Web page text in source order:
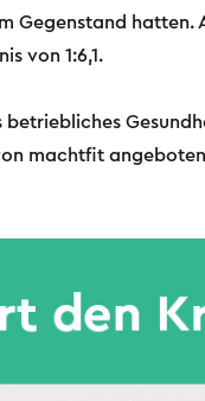
Gegenstand hatten.
von 1:6,1.
machtfit